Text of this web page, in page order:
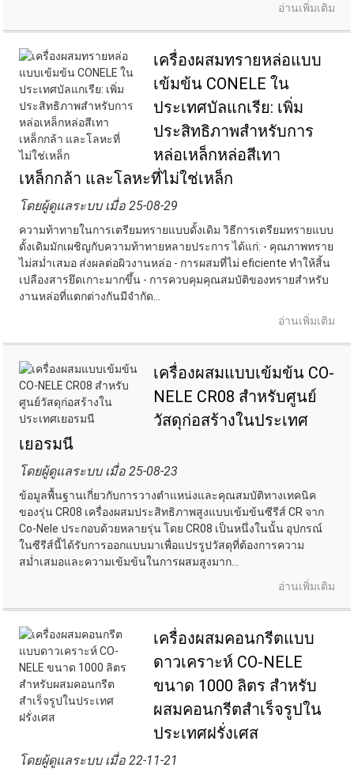
อ่านเพิ่มเติม
เครื่องผสมทรายหล่อแบบ
เข้มข้น CONELE ใน
ประเทศบัลแกเรีย: เพิ่ม
ประสิทธิภาพสำหรับการ
หล่อเหล็กหล่อสีเทา
เหล็กกล้า และโลหะที่ไม่ใช่เหล็ก
โดยผู้ดูแลระบบ เมื่อ 25-08-29
ความท้าทายในการเตรียมทรายแบบดั้งเดิม วิธีการเตรียมทรายแบบ
ดั้งเดิมมักเผชิญกับความท้าทายหลายประการ ได้แก่: - คุณภาพทราย
ไม่สม่ำเสมอ ส่งผลต่อผิวงานหล่อ - การผสมที่ไม่ eficiente ทำให้สิ้น
เปลืองสารยึดเกาะมากขึ้น - การควบคุมคุณสมบัติของทรายสำหรับ
งานหล่อที่แตกต่างกันมีจำกัด...
อ่านเพิ่มเติม
เครื่องผสมแบบเข้มข้น CO-
NELE CR08 สำหรับศูนย์
วัสดุก่อสร้างในประเทศ
เยอรมนี
โดยผู้ดูแลระบบ เมื่อ 25-08-23
ข้อมูลพื้นฐานเกี่ยวกับการวางตำแหน่งและคุณสมบัติทางเทคนิค
ของรุ่น CR08 เครื่องผสมประสิทธิภาพสูงแบบเข้มข้นซีรีส์ CR จาก
Co-Nele ประกอบด้วยหลายรุ่น โดย CR08 เป็นหนึ่งในนั้น อุปกรณ์
ในซีรีส์นี้ได้รับการออกแบบมาเพื่อแปรรูปวัสดุที่ต้องการความ
สม่ำเสมอและความเข้มข้นในการผสมสูงมาก...
อ่านเพิ่มเติม
เครื่องผสมคอนกรีตแบบ
ดาวเคราะห์ CO-NELE
ขนาด 1000 ลิตร สำหรับ
ผสมคอนกรีตสำเร็จรูปใน
ประเทศฝรั่งเศส
โดยผู้ดูแลระบบ เมื่อ 22-11-21